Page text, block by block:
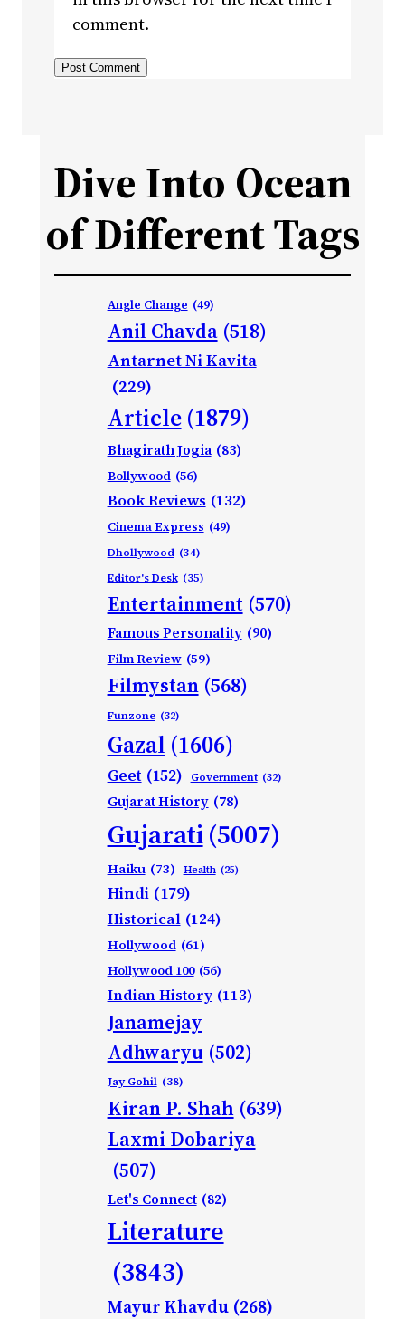
comment.
Dive Into Ocean
of Different Tags
Angle Change (49)
Anil Chavda (518)
Antarnet Ni Kavita
(229)
Article (1879)
Bhagirath Jogia (83)
Bollywood (56)
Book Reviews (132)
Cinema Express (49)
Dhollywood (34)
Editor's Desk (35)
Entertainment (570)
Famous Personality (90)
Film Review (59)
Filmystan (568)
Funzone (32)
Gazal (1606)
Geet (152) Government (32)
Gujarat History (78)
Gujarati(5007)
Haiku (73) Health (25)
Hindi (179)
Historical (124)
Hollywood (61)
Hollywood 100 (56)
Indian History (113)
Janamejay
Adhwaryu (502)
Jay Gohil (38)
Kiran P. Shah (639)
Laxmi Dobariya
(507)
Let's Connect (82)
Literature
(3843)
Mayur Khavdu (268)